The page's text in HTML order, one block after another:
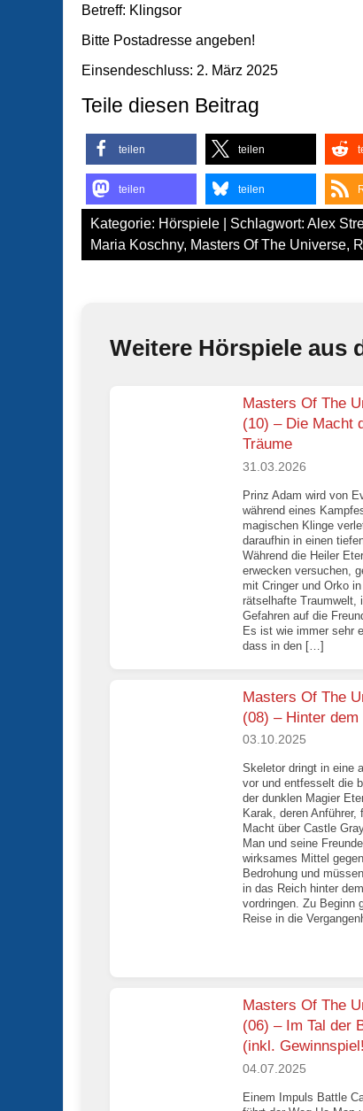
Betreff: Klingsor
Bitte Postadresse angeben!
Einsendeschluss: 2. März 2025
Teile diesen Beitrag
teilen teilen
teilen teilen
Kategorie: Hörspiele | Schlagwort: Alex
Maria Koschny, Masters Of The Universe,
Weitere Hörspiele aus
Masters Of The
(10) – Die Macht
Träume
31.03.2026
Prinz Adam wird von
während eines
magischen Klinge
daraufhin in einen
Während die Heiler
erwecken versuchen,
mit Cringer und Orko
rätselhafte Traumwelt,
Gefahren auf die
Es ist wie immer sehr
dass in den […]
Masters Of The
(08) – Hinter dem
03.10.2025
Skeletor dringt in eine
vor und entfesselt die
der dunklen Magier
Karak, deren Anführer,
Macht über Castle
Man und seine
wirksames Mittel
Bedrohung und
in das Reich hinter
vordringen. Zu Beginn
Reise in die
Masters Of The
(06) – Im Tal der
(inkl.
04.07.2025
Einem Impuls Battle